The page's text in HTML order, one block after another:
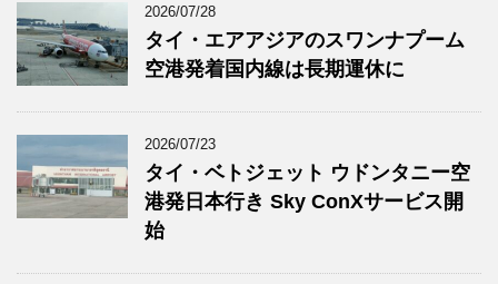
2026/07/28
タイ・エアアジアのスワンナプーム
空港発着国内線は長期運休に
2026/07/23
タイ・ベトジェット ウドンタニー空
港発日本行き Sky ConXサービス開
始